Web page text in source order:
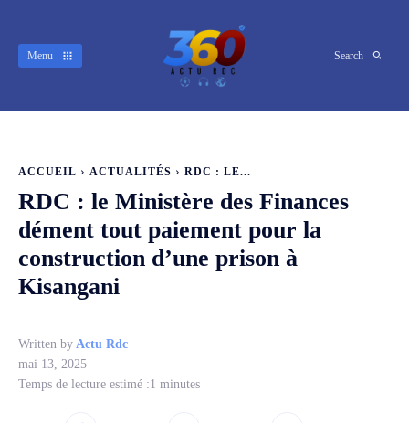
Menu Search
ACCUEIL ACTUALITÉS RDC : LE...
RDC : le Ministère des Finances
dément tout paiement pour la
construction d’une prison à
Kisangani
Written by Actu Rdc
mai 13, 2025
Temps de lecture estimé :1 minutes